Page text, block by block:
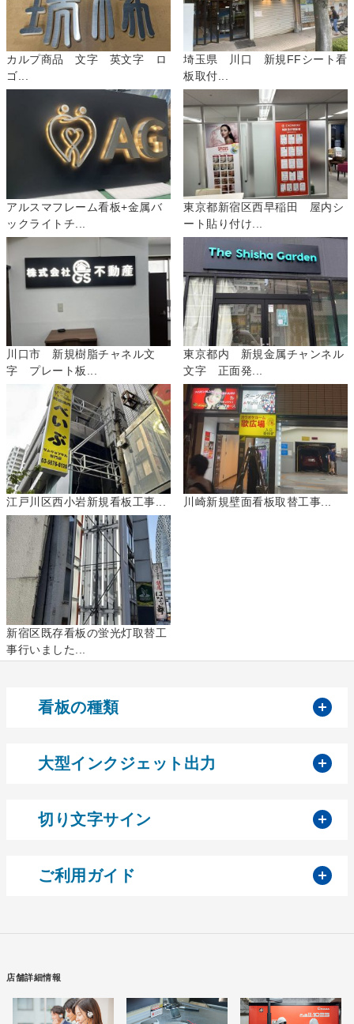
カルプ商品 文字 英文字 ロ
ゴ...
埼玉県 川口 新規FFシート看
板取付...
アルスマフレーム看板+金属バ
ックライトチ...
東京都新宿区西早稲田 屋内シ
ート貼り付け...
川口市 新規樹脂チャネル文
字 プレート板...
東京都内 新規金属チャンネル
文字 正面発...
江戸川区西小岩新規看板工事... 川崎新規壁面看板取替工事...
新宿区既存看板の蛍光灯取替工
事行いました...
看板の種類
大型インクジェット出力
切り文字サイン
ご利用ガイド
店舗詳細情報